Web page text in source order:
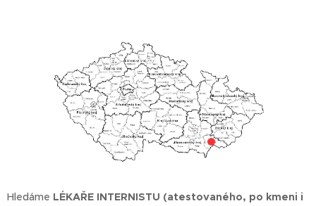
Hledáme LÉKAŘE INTERNISTU (atestovaného, po kmeni i